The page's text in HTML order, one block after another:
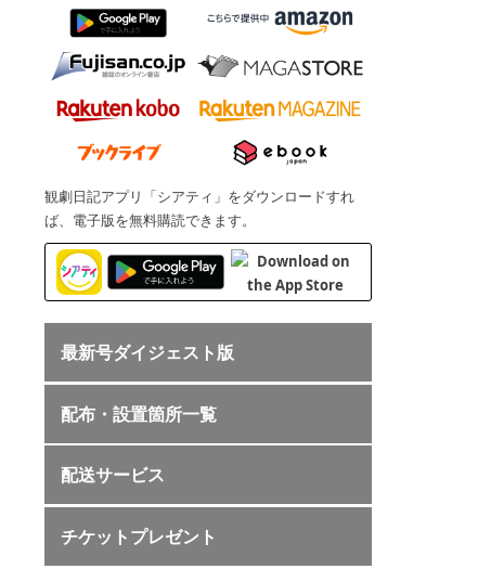
観劇日記アプリ「シアティ」をダウンロードすれ
ば、電子版を無料購読できます。
最新号ダイジェスト版
配布・設置箇所一覧
配送サービス
チケットプレゼント